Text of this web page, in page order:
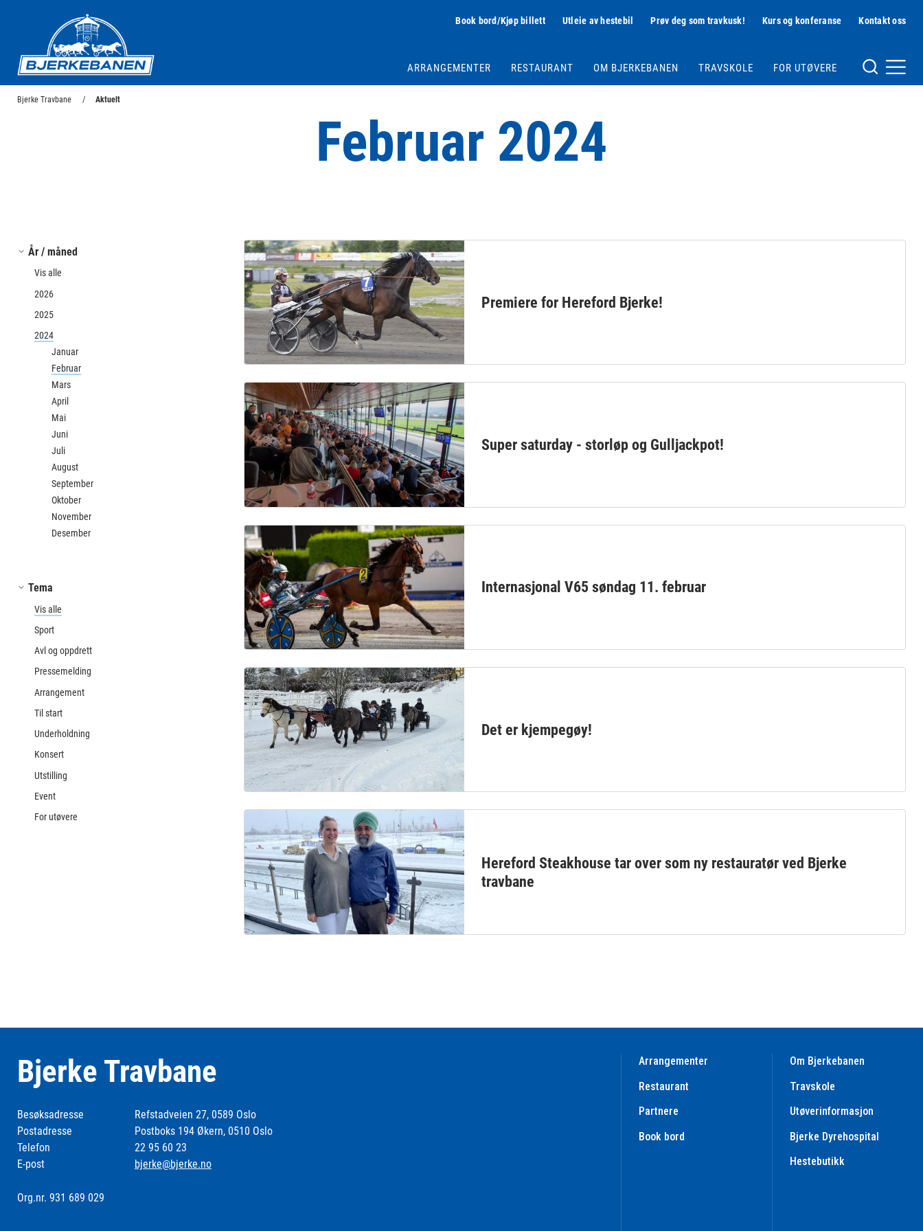
Book bord/Kjøp billett Utleie av hestebil Prøv deg som travkusk! Kurs og konferanse Kontakt oss
ARRANGEMENTER RESTAURANT OM BJERKEBANEN TRAVSKOLE FOR UTØVERE
Bjerke Travbane Aktuelt
Februar 2024
År / måned
Vis alle
2026
2025
2024
Januar
Februar
Mars
April
Mai
Juni
Juli
August
September
Oktober
November
Desember
Tema
Vis alle
Sport
Avl og oppdrett
Pressemelding
Arrangement
Til start
Underholdning
Konsert
Utstilling
Event
For utøvere
Premiere for Hereford Bjerke!
Super saturday - storløp og Gulljackpot!
Internasjonal V65 søndag 11. februar
Det er kjempegøy!
Hereford Steakhouse tar over som ny restauratør ved Bjerke
travbane
Bjerke Travbane
Besøksadresse
Refstadveien 27, 0589 Oslo
Postadresse
Postboks 194 Økern, 0510 Oslo
Telefon
22 95 60 23
E-post
bjerke@bjerke.no
Org.nr. 931 689 029
Arrangementer
Restaurant
Partnere
Book bord
Om Bjerkebanen
Travskole
Utøverinformasjon
Bjerke Dyrehospital
Hestebutikk